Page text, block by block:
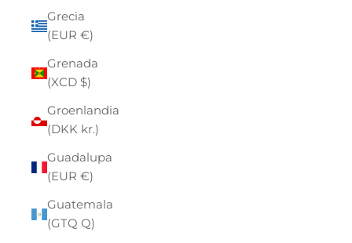
Grecia
(EUR €)
Grenada
(XCD $)
Groenlandia
(DKK kr.)
Guadalupa
(EUR €)
Guatemala
(GTQ Q)